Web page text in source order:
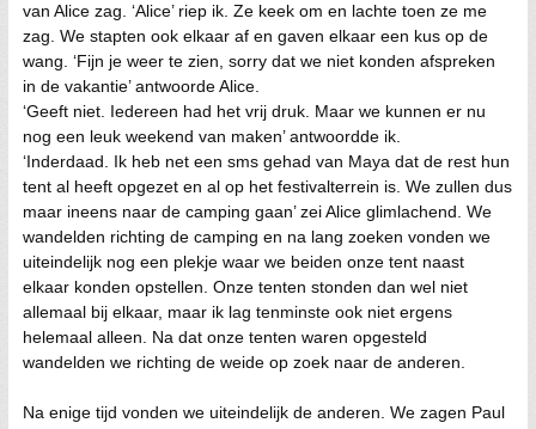
van Alice zag. ‘Alice’ riep ik. Ze keek om en lachte toen ze me
zag. We stapten ook elkaar af en gaven elkaar een kus op de
wang. ‘Fijn je weer te zien, sorry dat we niet konden afspreken
in de vakantie’ antwoorde Alice.
‘Geeft niet. Iedereen had het vrij druk. Maar we kunnen er nu
nog een leuk weekend van maken’ antwoordde ik.
‘Inderdaad. Ik heb net een sms gehad van Maya dat de rest hun
tent al heeft opgezet en al op het festivalterrein is. We zullen dus
maar ineens naar de camping gaan’ zei Alice glimlachend. We
wandelden richting de camping en na lang zoeken vonden we
uiteindelijk nog een plekje waar we beiden onze tent naast
elkaar konden opstellen. Onze tenten stonden dan wel niet
allemaal bij elkaar, maar ik lag tenminste ook niet ergens
helemaal alleen. Na dat onze tenten waren opgesteld
wandelden we richting de weide op zoek naar de anderen.
Na enige tijd vonden we uiteindelijk de anderen. We zagen Paul